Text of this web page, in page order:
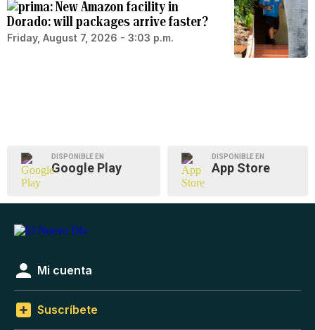
New Amazon facility in
Dorado: will packages arrive faster?
Friday, August 7, 2026 - 3:03 p.m.
DISPONIBLE EN
Google Play
DISPONIBLE EN
App Store
Mi cuenta
Suscríbete